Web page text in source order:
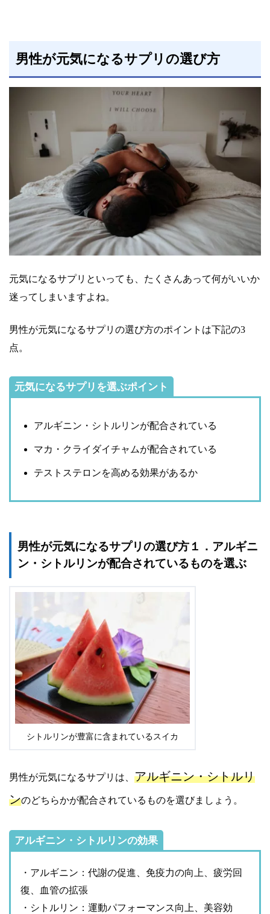
男性が元気になるサプリの選び方
元気になるサプリといっても、たくさんあって何がいいか
迷ってしまいますよね。
男性が元気になるサプリの選び方のポイントは下記の3
点。
元気になるサプリを選ぶポイント
アルギニン・シトルリンが配合されている
マカ・クライダイチャムが配合されている
テストステロンを高める効果があるか
男性が元気になるサプリの選び方１．アルギニ
ン・シトルリンが配合されているものを選ぶ
シトルリンが豊富に含まれているスイカ
男性が元気になるサプリは、 アルギニン・シトルリ
ンのどちらかが配合されているものを選びましょう。
アルギニン・シトルリンの効果
・アルギニン：代謝の促進、免疫力の向上、疲労回
復、血管の拡張
・シトルリン：運動パフォーマンス向上、美容効